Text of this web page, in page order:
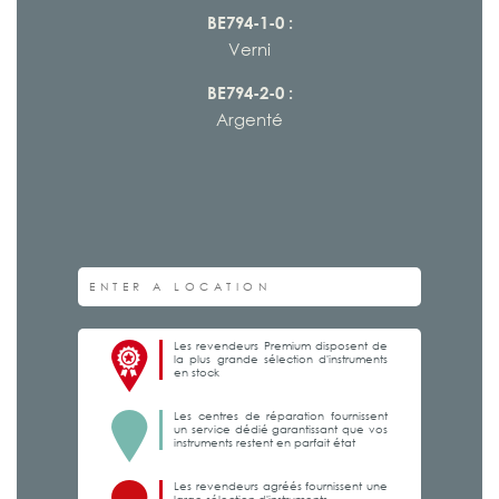
BE794-1-0 :
Verni
BE794-2-0 :
Argenté
Les revendeurs Premium disposent de
la plus grande sélection d'instruments
en stock
Les centres de réparation fournissent
un service dédié garantissant que vos
instruments restent en parfait état
Les revendeurs agréés fournissent une